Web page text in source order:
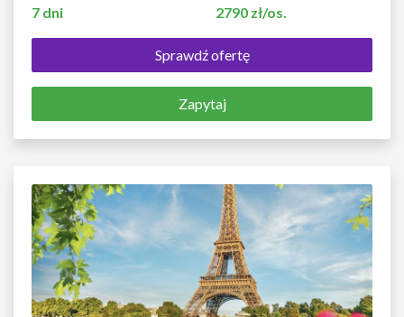
7 dni
2790 zł/os.
Sprawdź ofertę
Zapytaj